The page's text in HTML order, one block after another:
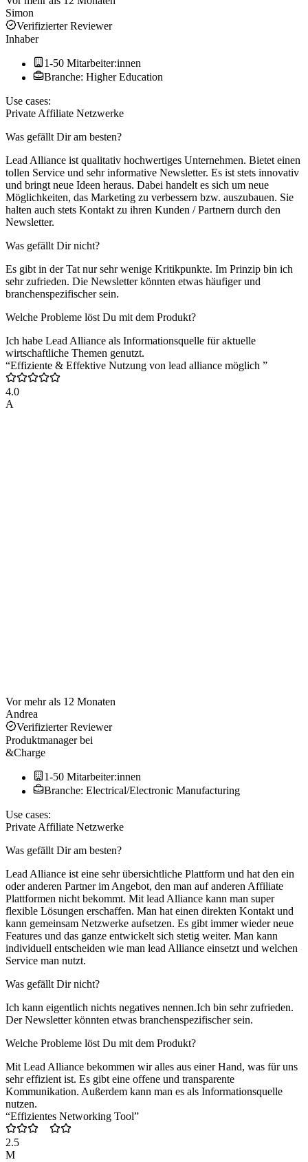
Simon
Verifizierter Reviewer
Inhaber
1-50 Mitarbeiter:innen
Branche: Higher Education
Use cases:
Private Affiliate Netzwerke
Was gefällt Dir am besten?
Lead Alliance ist qualitativ hochwertiges Unternehmen. Bietet einen
tollen Service und sehr informative Newsletter. Es ist stets innovativ
und bringt neue Ideen heraus. Dabei handelt es sich um neue
Möglichkeiten, das Marketing zu verbessern bzw. auszubauen. Sie
halten auch stets Kontakt zu ihren Kunden / Partnern durch den
Newsletter.
Was gefällt Dir nicht?
Es gibt in der Tat nur sehr wenige Kritikpunkte. Im Prinzip bin ich
sehr zufrieden. Die Newsletter könnten etwas häufiger und
branchenspezifischer sein.
Welche Probleme löst Du mit dem Produkt?
Ich habe Lead Alliance als Informationsquelle für aktuelle
wirtschaftliche Themen genutzt.
“Effiziente & Effektive Nutzung von lead alliance möglich ”
4.0
A
Vor mehr als 12 Monaten
Andrea
Verifizierter Reviewer
Produktmanagerbei
&Charge
1-50 Mitarbeiter:innen
Branche: Electrical/Electronic Manufacturing
Use cases:
Private Affiliate Netzwerke
Was gefällt Dir am besten?
Lead Alliance ist eine sehr übersichtliche Plattform und hat den ein
oder anderen Partner im Angebot, den man auf anderen Affiliate
Plattformen nicht bekommt. Mit lead Alliance kann man super
flexible Lösungen erschaffen. Man hat einen direkten Kontakt und
kann gemeinsam Netzwerke aufsetzen. Es gibt immer wieder neue
Features und das ganze entwickelt sich stetig weiter. Man kann
individuell entscheiden wie man lead Alliance einsetzt und welchen
Service man nutzt.
Was gefällt Dir nicht?
Ich kann eigentlich nichts negatives nennen.Ich bin sehr zufrieden.
Der Newsletter könnten etwas branchenspezifischer sein.
Welche Probleme löst Du mit dem Produkt?
Mit Lead Alliance bekommen wir alles aus einer Hand, was für uns
sehr effizient ist. Es gibt eine offene und transparente
Kommunikation. Außerdem kann man es als Informationsquelle
nutzen.
“Effizientes Networking Tool”
2.5
M